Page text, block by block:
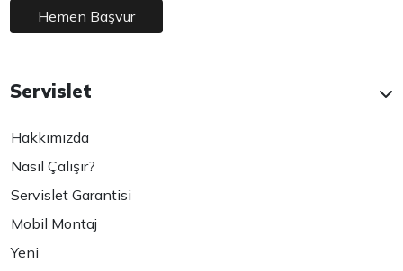
Hemen Başvur
Servislet
Hakkımızda
Nasıl Çalışır?
Servislet Garantisi
Mobil Montaj
Yeni